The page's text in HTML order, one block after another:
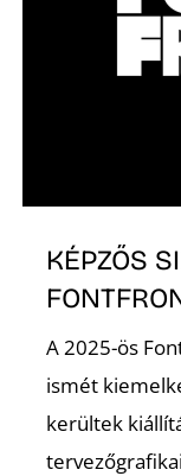
KÉPZŐS
A 2025-ös
ismét
kerültek